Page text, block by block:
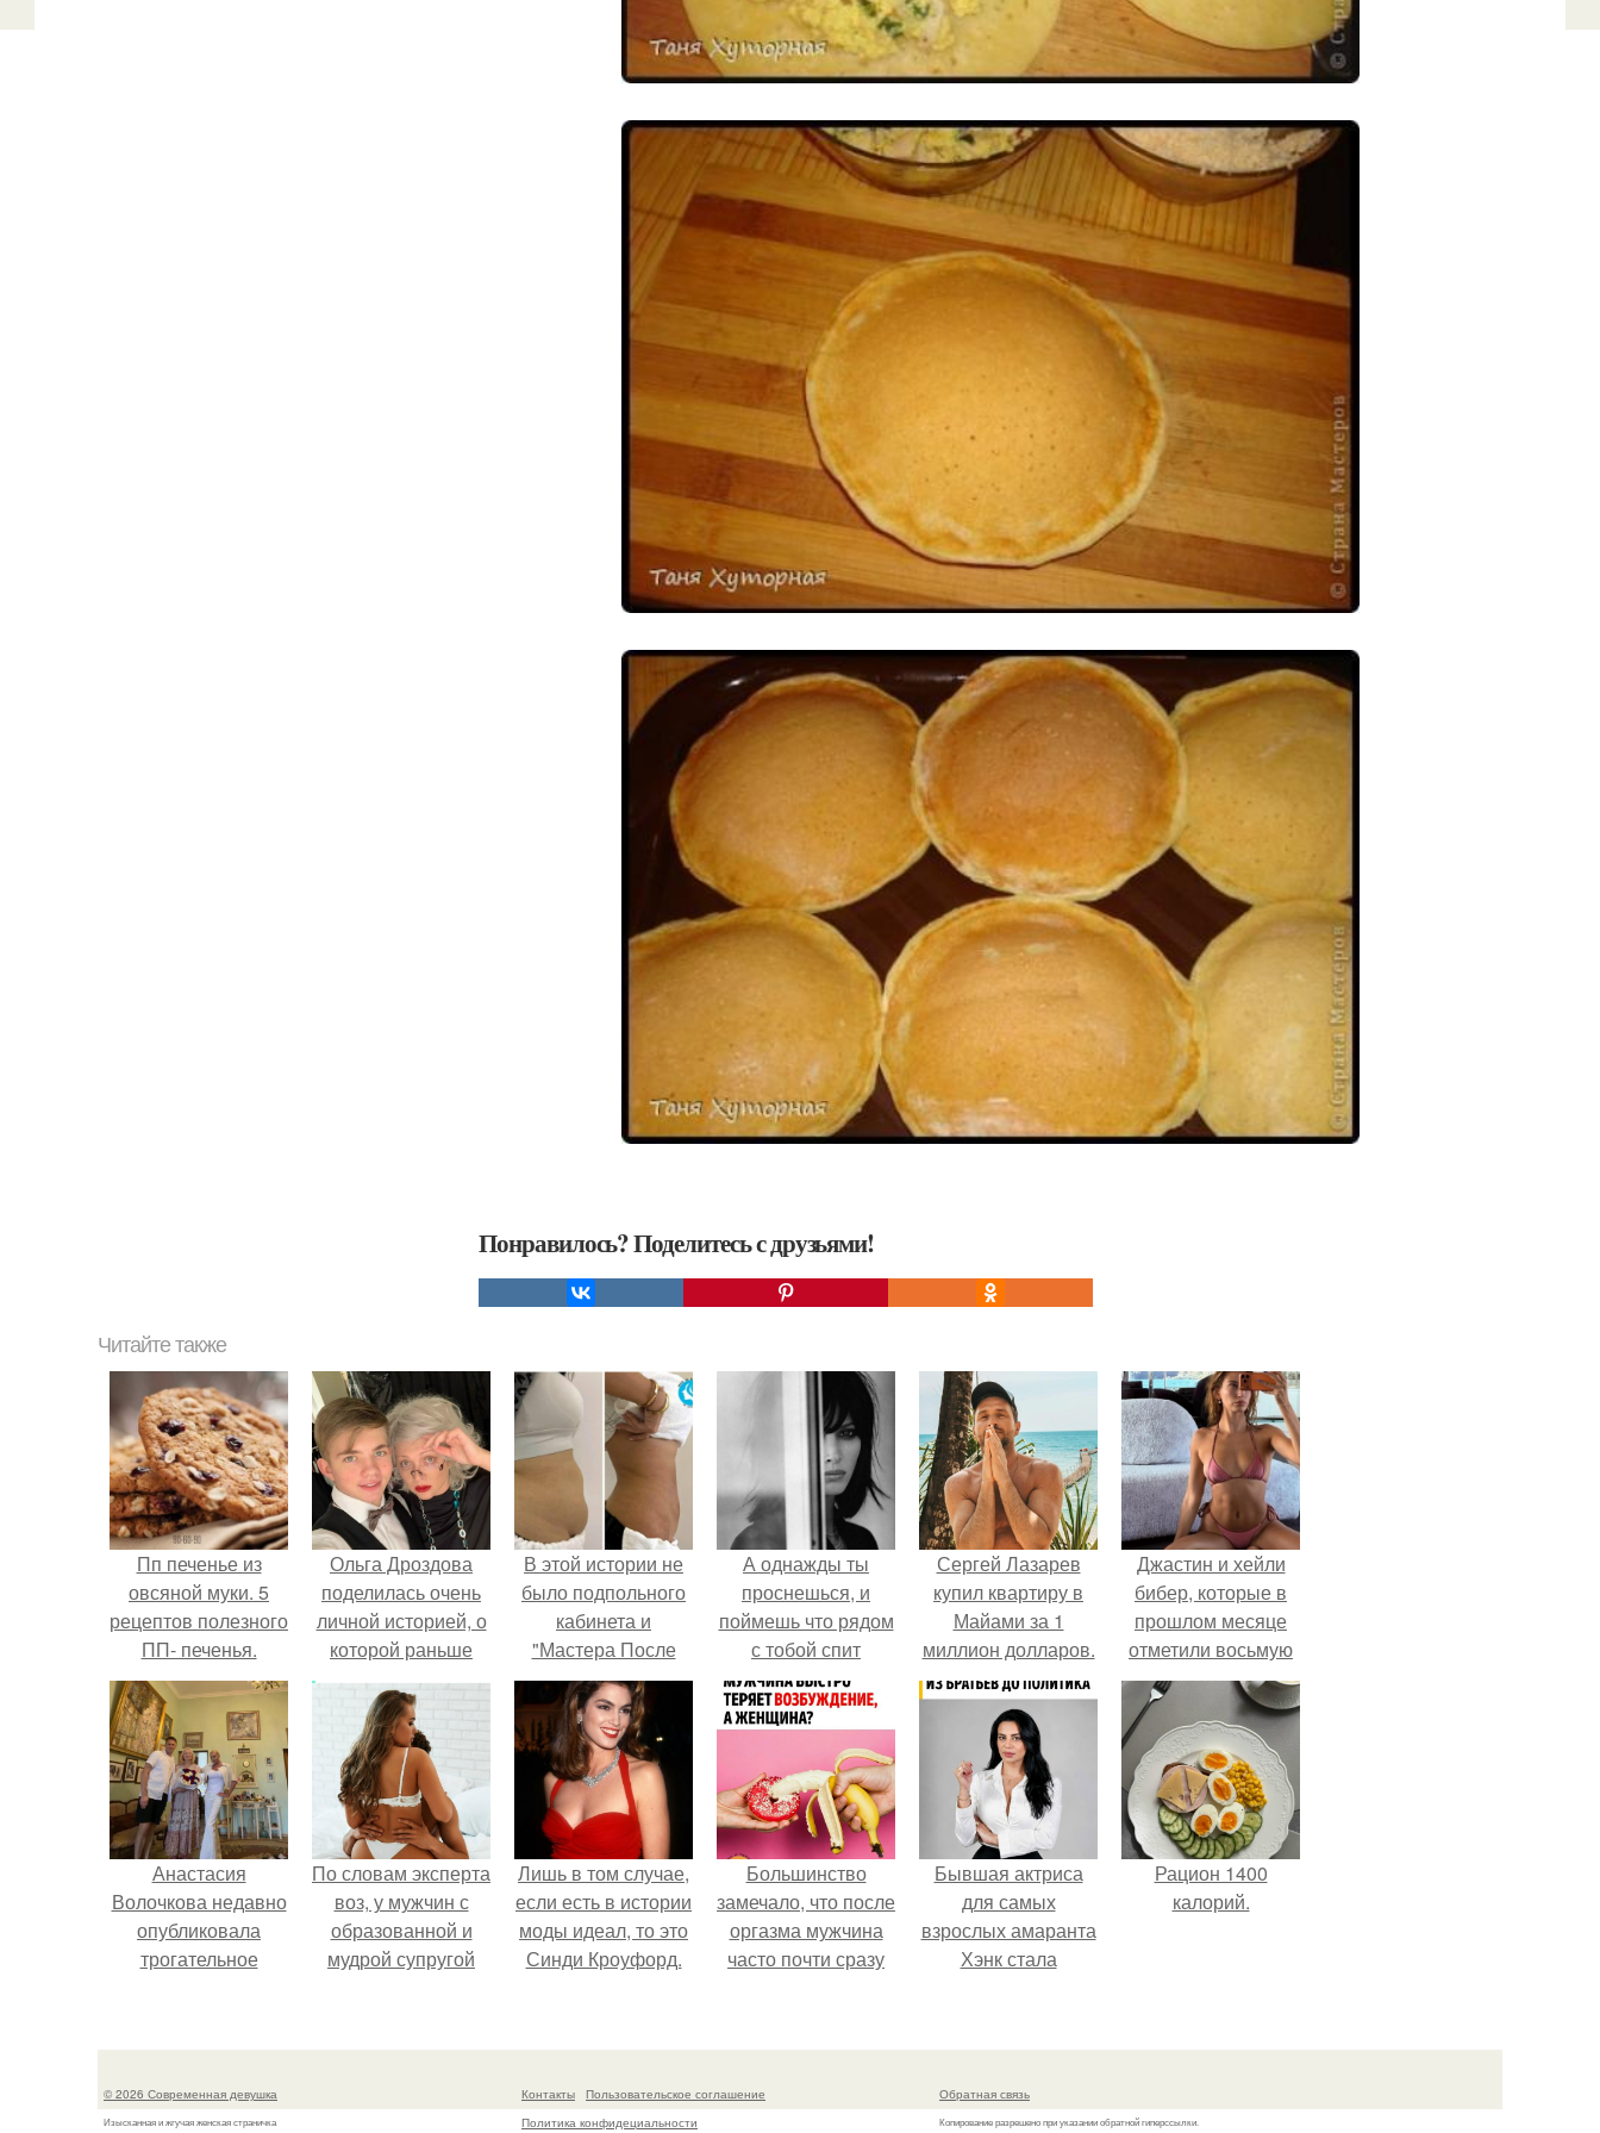
Понравилось? Поделитесь с друзьями!
Читайте также
Пп печенье из
овсяной муки. 5
рецептов полезного
ПП- печенья.
Ольга Дроздова
поделилась очень
личной историей, о
которой раньше
почти не говорила.
В этой истории не
было подпольного
кабинета и
"Мастера После
Двухнедельных
Курсов".
А однажды ты
проснешься, и
поймешь что рядом
с тобой спит
человек, которого
ты уже давно не
любишь.
Сергей Лазарев
купил квартиру в
Майами за 1
миллион долларов.
Джастин и хейли
бибер, которые в
прошлом месяце
отметили восьмую
годовщину
помолвки, показали
новые фото с
совместного
отдыха.
Анастасия
Волочкова недавно
опубликовала
трогательное
которой она
По словам эксперта
воз, у мужчин с
образованной и
мудрой супругой
смерти якобы на
Лишь в том случае,
если есть в истории
моды идеал, то это
Синди Кроуфорд.
Большинство
замечало, что после
оргазма мужчина
часто почти сразу
как женщина может
возбуждение.
Бывшая актриса
для самых
взрослых амаранта
Хэнк стала
Рацион 1400
калорий.
© 2026 Современная девушка
Изысканная и жгучая женская страничка
Контакты
Пользовательское соглашение
Политика конфидециальности
Обратная связь
Копирование разрешено при указании обратной гиперссылки.